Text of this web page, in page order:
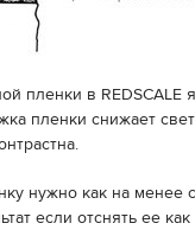
пленки в REDSCALE
пленки снижает
нужно как на менее
если отснять ее